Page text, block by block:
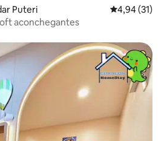
Puteri 4,94 de uma
4,94 (31)
aconchegantes